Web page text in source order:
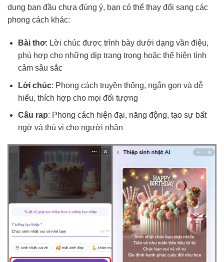
dung ban đầu chưa đúng ý, bạn có thể thay đổi sang các
phong cách khác:
Bài thơ: Lời chúc được trình bày dưới dạng vần điệu,
phù hợp cho những dịp trang trọng hoặc thể hiện tình
cảm sâu sắc
Lời chúc: Phong cách truyền thống, ngắn gọn và dễ
hiểu, thích hợp cho mọi đối tượng
Câu rap: Phong cách hiện đại, năng động, tạo sự bất
ngờ và thú vị cho người nhận